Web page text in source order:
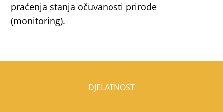
praćenja stanja očuvanosti prirode
(monitoring).
DJELATNOST